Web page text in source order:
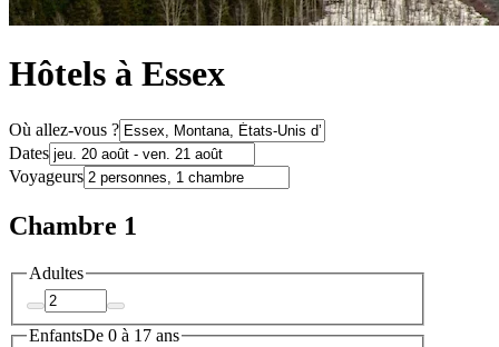
Hôtels à Essex
Où allez-vous ?
Dates
Voyageurs
Chambre 1
Adultes
EnfantsDe 0 à 17 ans